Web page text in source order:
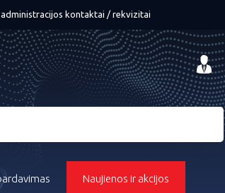
kontaktai / rekvizitai
Naujienos ir akcijos